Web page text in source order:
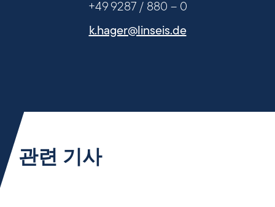
+49 9287 / 880 – 0
k.hager@linseis.de
관련 기사